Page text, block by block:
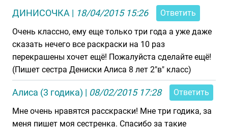
ДИНИСОЧКА | 18/04/2015 15:26
Ответить
Очень классно, ему еще только три года а уже даже
сказать нечего все раскраски на 10 раз
перекрашены хочет ещё! Пожалуйста сделайте ещё!
(Пишет сестра Дениски Алиса 8 лет 2"в" класс)
Алиса (3 годика) | 08/02/2015 17:28
Ответить
Мне очень нравятся расскраски! Мне три годика, за
меня пишет моя сестренка. Спасибо за такие